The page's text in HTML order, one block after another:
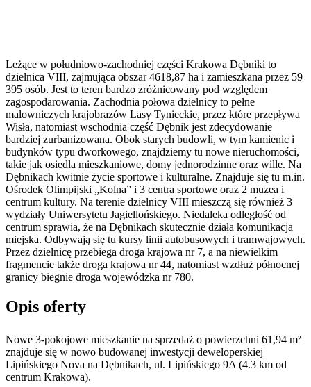
Leżące w południowo-zachodniej części Krakowa Dębniki to
dzielnica VIII, zajmująca obszar 4618,87 ha i zamieszkana przez 59
395 osób. Jest to teren bardzo zróżnicowany pod względem
zagospodarowania. Zachodnia połowa dzielnicy to pełne
malowniczych krajobrazów Lasy Tynieckie, przez które przepływa
Wisła, natomiast wschodnia część Dębnik jest zdecydowanie
bardziej zurbanizowana. Obok starych budowli, w tym kamienic i
budynków typu dworkowego, znajdziemy tu nowe nieruchomości,
takie jak osiedla mieszkaniowe, domy jednorodzinne oraz wille. Na
Dębnikach kwitnie życie sportowe i kulturalne. Znajduje się tu m.in.
Ośrodek Olimpijski „Kolna” i 3 centra sportowe oraz 2 muzea i
centrum kultury. Na terenie dzielnicy VIII mieszczą się również 3
wydziały Uniwersytetu Jagiellońskiego. Niedaleka odległość od
centrum sprawia, że na Dębnikach skutecznie działa komunikacja
miejska. Odbywają się tu kursy linii autobusowych i tramwajowych.
Przez dzielnicę przebiega droga krajowa nr 7, a na niewielkim
fragmencie także droga krajowa nr 44, natomiast wzdłuż północnej
granicy biegnie droga wojewódzka nr 780.
Opis oferty
Nowe 3-pokojowe mieszkanie na sprzedaż o powierzchni 61,94 m²
znajduje się w nowo budowanej inwestycji deweloperskiej
Lipińskiego Nova na Dębnikach, ul. Lipińskiego 9A (4.3 km od
centrum Krakowa).